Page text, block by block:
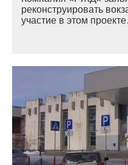
реконструировать
участие в этом